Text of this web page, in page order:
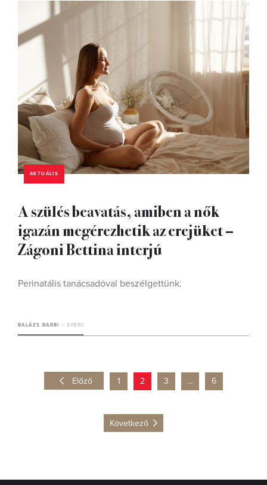
AKTUÁLIS
A szülés beavatás, amiben a nők
igazán megérezhetik az erejüket –
Zágoni Bettina interjú
Perinatális tanácsadóval beszélgettünk.
BALÁZS BARBI 8 PERC
Előző 1 2 3 … 6
Következő